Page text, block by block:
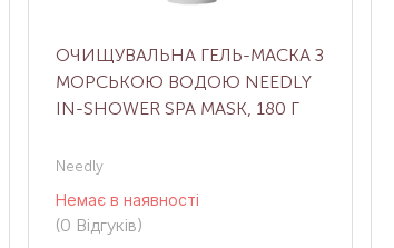
ОЧИЩУВАЛЬНА ГЕЛЬ-МАСКА З
МОРСЬКОЮ ВОДОЮ NEEDLY
IN-SHOWER SPA MASK, 180 Г
Needly
Немає в наявності
(0 Відгуків)